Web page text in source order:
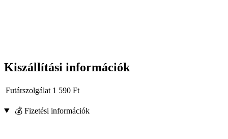
Kiszállítási információk
Futárszolgálat 1 590 Ft
💰 Fizetési információk